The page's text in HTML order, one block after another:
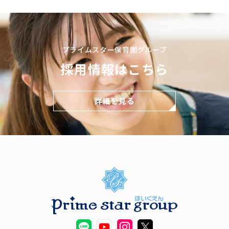
プライムスター保育園グループ
採用情報はこちら
詳細を見る